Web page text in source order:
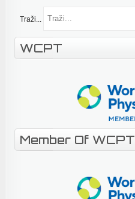
Traži...
WCPT
Member Of WCPT